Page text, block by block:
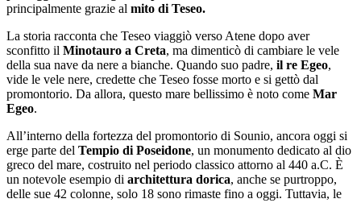
principalmente grazie al mito di Teseo.
La storia racconta che Teseo viaggiò verso Atene dopo aver
sconfitto il Minotauro a Creta, ma dimenticò di cambiare le vele
della sua nave da nere a bianche. Quando suo padre, il re Egeo,
vide le vele nere, credette che Teseo fosse morto e si gettò dal
promontorio. Da allora, questo mare bellissimo è noto come Mar
Egeo.
All’interno della fortezza del promontorio di Sounio, ancora oggi si
erge parte del Tempio di Poseidone, un monumento dedicato al dio
greco del mare, costruito nel periodo classico attorno al 440 a.C. È
un notevole esempio di architettura dorica, anche se purtroppo,
delle sue 42 colonne, solo 18 sono rimaste fino a oggi. Tuttavia, le